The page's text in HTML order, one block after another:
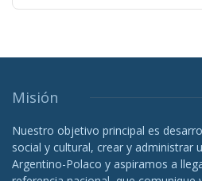
Misión
Nuestro objetivo principal es
social y cultural, crear y administrar
Argentino-Polaco y aspiramos a